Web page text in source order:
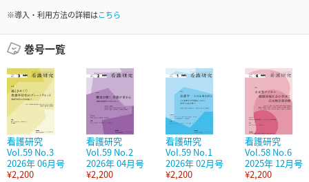
※導入・利用方法の詳細はこちら
巻号一覧
看護研究
Vol.59 No.3
2026年 06月号
¥2,200
看護研究
Vol.59 No.2
2026年 04月号
¥2,200
看護研究
Vol.59 No.1
2026年 02月号
¥2,200
看護研究
Vol.58 No.6
2025年 12月号
¥2,200